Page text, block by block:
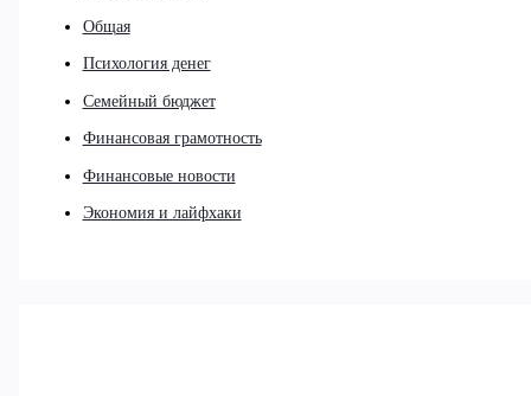
Общая
Психология денег
Семейный бюджет
Финансовая грамотность
Финансовые новости
Экономия и лайфхаки